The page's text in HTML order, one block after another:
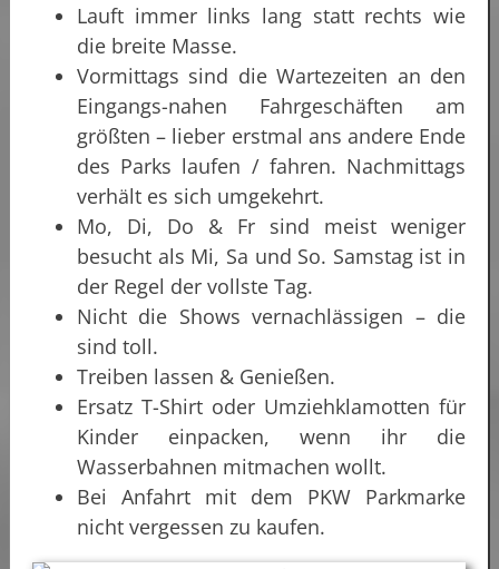
Lauft immer links lang statt rechts wie
die breite Masse.
Vormittags sind die Wartezeiten an den
Eingangs-nahen Fahrgeschäften am
größten – lieber erstmal ans andere Ende
des Parks laufen / fahren. Nachmittags
verhält es sich umgekehrt.
Mo, Di, Do & Fr sind meist weniger
besucht als Mi, Sa und So. Samstag ist in
der Regel der vollste Tag.
Nicht die Shows vernachlässigen – die
sind toll.
Treiben lassen & Genießen.
Ersatz T-Shirt oder Umziehklamotten für
Kinder einpacken, wenn ihr die
Wasserbahnen mitmachen wollt.
Bei Anfahrt mit dem PKW Parkmarke
nicht vergessen zu kaufen.